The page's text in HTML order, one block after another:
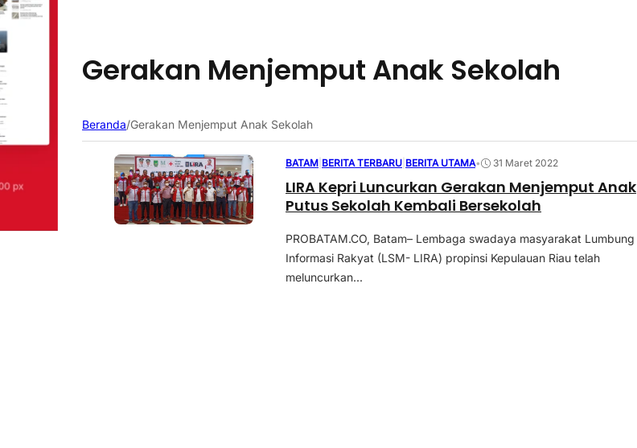
Gerakan Menjemput Anak Sekolah
Beranda/Gerakan Menjemput Anak Sekolah
BATAM BERITA TERBARU BERITA UTAMA• 31 Maret 2022
LIRA Kepri Luncurkan Gerakan Menjemput Anak
Putus Sekolah Kembali Bersekolah
PROBATAM.CO, Batam– Lembaga swadaya masyarakat Lumbung
Informasi Rakyat (LSM- LIRA) propinsi Kepulauan Riau telah
meluncurkan...